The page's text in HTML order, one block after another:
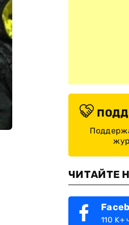
ЧИТАЙТЕ
110 K+